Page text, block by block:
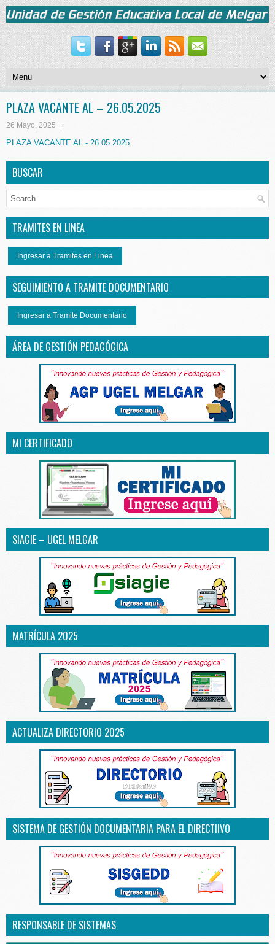
PLAZA VACANTE AL – 26.05.2025
26 Mayo, 2025
PLAZA VACANTE AL - 26.05.2025
BUSCAR
TRAMITES EN LINEA
Ingresar a Tramites en Linea
SEGUIMIENTO A TRAMITE DOCUMENTARIO
Ingresar a Tramite Documentario
ÁREA DE GESTIÓN PEDAGÓGICA
MI CERTIFICADO
SIAGIE – UGEL MELGAR
MATRÍCULA 2025
ACTUALIZA DIRECTORIO 2025
SISTEMA DE GESTIÓN DOCUMENTARIA PARA EL DIRECTIIVO
RESPONSABLE DE SISTEMAS